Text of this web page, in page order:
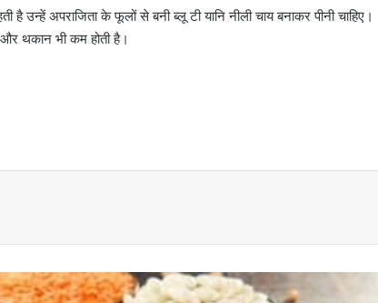
है उन्हें अपराजिता के फूलों से बनी ब्लू टी यानि नीली चाय बनाकर पीनी चाहिए।
थकान भी कम होती है।
और सेवन का सही तरीका…
चाहिए?